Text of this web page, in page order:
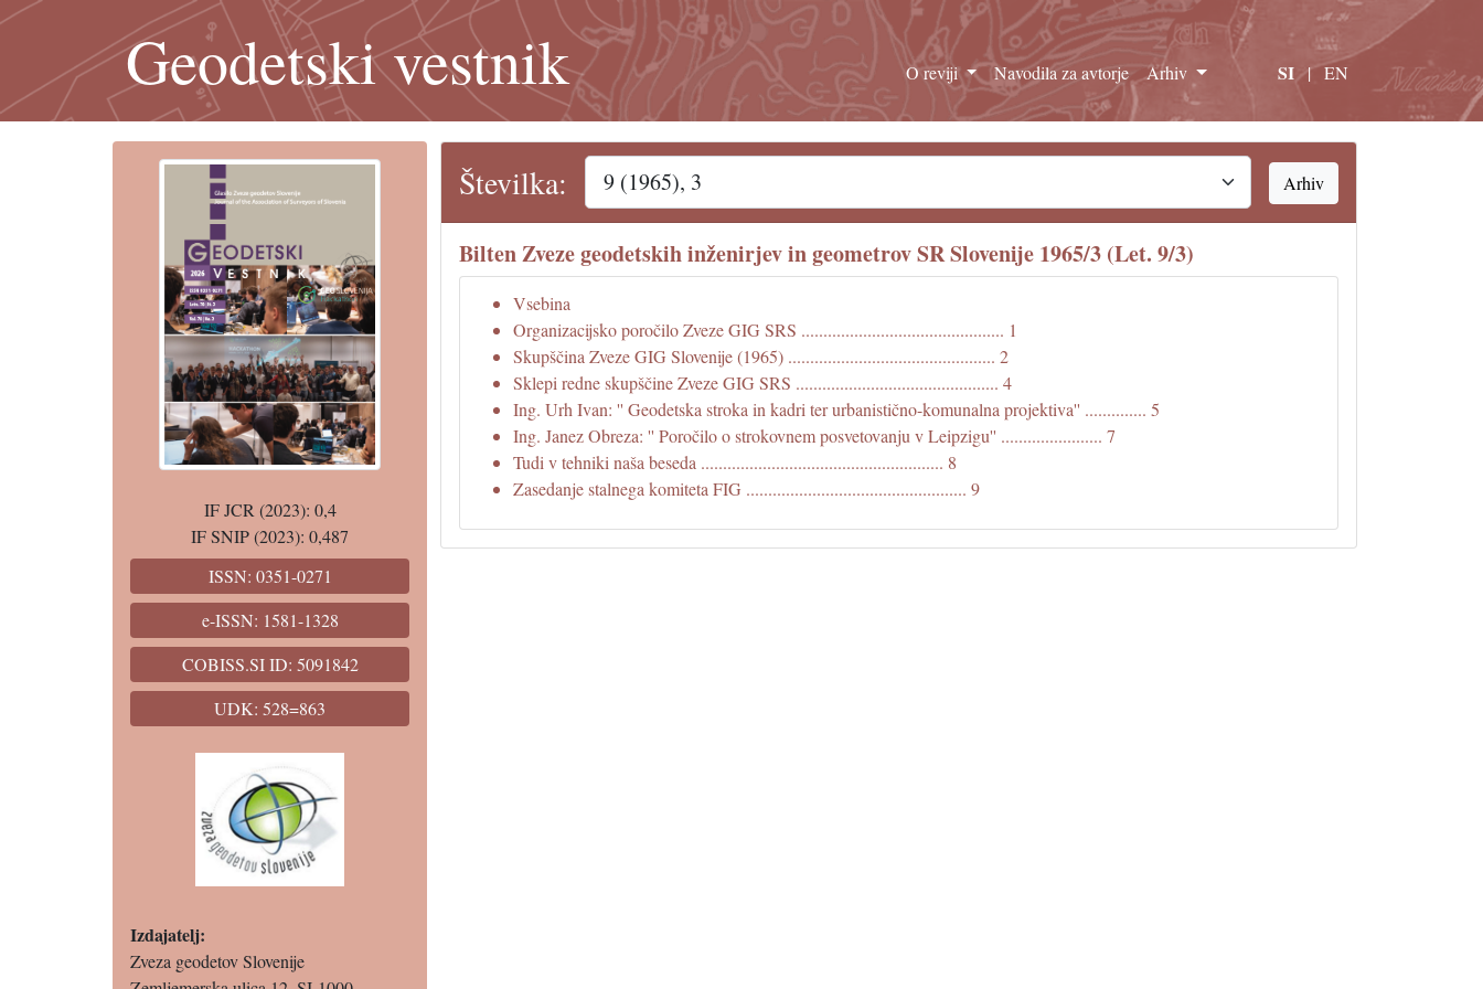
Geodetski vestnik O reviji Navodila za avtorje Arhiv SI | EN
IF JCR (2023): 0,4
IF SNIP (2023): 0,487
ISSN: 0351-0271
e-ISSN: 1581-1328
COBISS.SI ID: 5091842
UDK: 528=863
Izdajatelj:
Zveza geodetov Slovenije
Številka: Arhiv
Bilten Zveze geodetskih inženirjev in geometrov SR Slovenije 1965/3 (Let. 9/3)
Vsebina
Organizacijsko poročilo Zveze GIG SRS .............................................. 1
Skupščina Zveze GIG Slovenije (1965) ............................................... 2
Sklepi redne skupščine Zveze GIG SRS .............................................. 4
Ing. Urh Ivan: '' Geodetska stroka in kadri ter urbanistično-komunalna projektiva'' .............. 5
Ing. Janez Obreza: '' Poročilo o strokovnem posvetovanju v Leipzigu'' ....................... 7
Tudi v tehniki naša beseda ....................................................... 8
Zasedanje stalnega komiteta FIG .................................................. 9